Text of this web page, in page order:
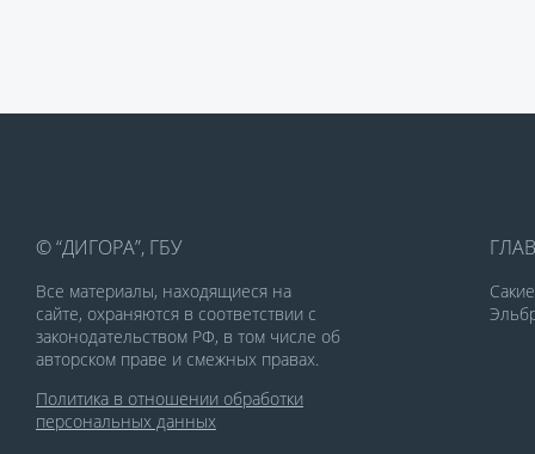
© “ДИГОРА”, ГБУ
Все материалы, находящиеся на
сайте, охраняются в соответствии с
законодательством РФ, в том числе об
авторском праве и смежных правах.
Политика в отношении обработки
персональных данных